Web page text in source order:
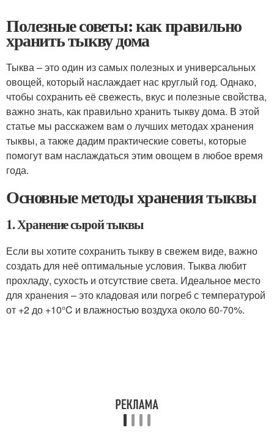
Полезные советы: как правильно
хранить тыкву дома
Тыква – это один из самых полезных и универсальных
овощей, который наслаждает нас круглый год. Однако,
чтобы сохранить её свежесть, вкус и полезные свойства,
важно знать, как правильно хранить тыкву дома. В этой
статье мы расскажем вам о лучших методах хранения
тыквы, а также дадим практические советы, которые
помогут вам наслаждаться этим овощем в любое время
года.
Основные методы хранения тыквы
1. Хранение сырой тыквы
Если вы хотите сохранить тыкву в свежем виде, важно
создать для неё оптимальные условия. Тыква любит
прохладу, сухость и отсутствие света. Идеальное место
для хранения – это кладовая или погреб с температурой
от +2 до +10°C и влажностью воздуха около 60-70%.